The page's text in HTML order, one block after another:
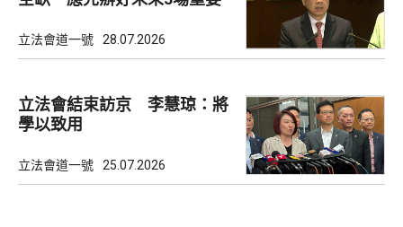
立法會道一號 28.07.2026
立法會結束訪京 李慧琼：將
學以致用
立法會道一號 25.07.2026